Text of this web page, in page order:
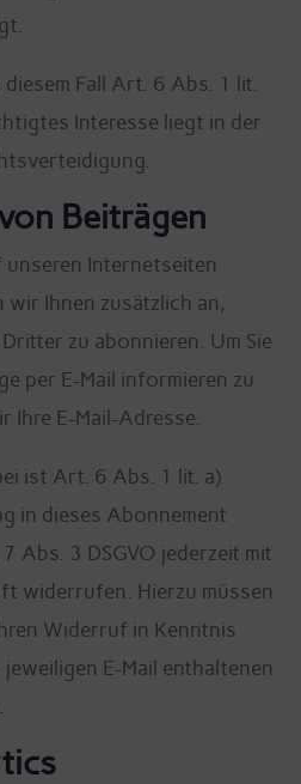
Fall Art. 6 Abs. 1 lit.
Interesse liegt in der
Beiträgen
unseren Internetseiten
Ihnen zusätzlich an,
zu abonnieren. Um Sie
per E-Mail informieren zu
Ihre E-Mail-Adresse.
ist Art. 6 Abs. 1 lit. a)
in dieses Abonnement
Abs. 3 DSGVO jederzeit mit
widerrufen. Hierzu müssen
Widerruf in Kenntnis
E-Mail enthaltenen